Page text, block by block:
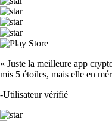
« Juste la meilleure app
mis 5 étoiles, mais elle en
-Utilisateur vérifié